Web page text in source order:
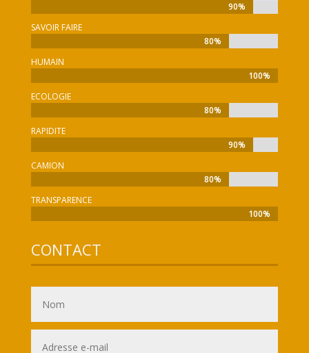
90%
90%
SAVOIR FAIRE
80%
80%
HUMAIN
100%
100%
ECOLOGIE
80%
80%
RAPIDITE
90%
90%
CAMION
80%
80%
TRANSPARENCE
100%
100%
CONTACT